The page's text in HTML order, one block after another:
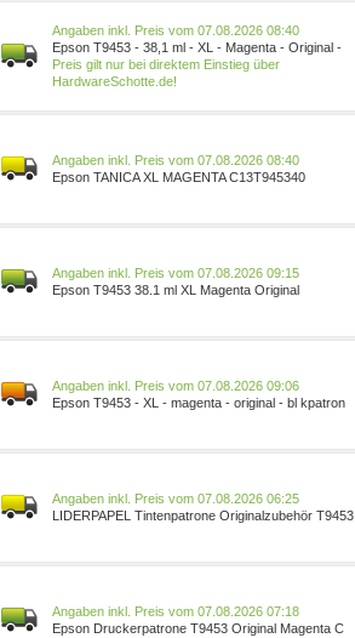
Preis vom 07.08.2026 08:40
Epson T9453 - 38,1 ml - XL - Magenta - Original -
Tintenpatrone - für WorkForce Pro WF-C5210DW,
WF-C5290DW, WF-C5710DWF, WF-C5790DWF
Preis gilt nur bei direktem Einstieg über
HardwareSchotte.de!
Preis vom 07.08.2026 08:40
Epson TANICA XL MAGENTA C13T945340
Preis vom 07.08.2026 09:15
Epson T9453 38.1 ml XL Magenta Original
Preis vom 07.08.2026 09:06
Epson T9453 - XL - magenta - original - bl kpatron
Preis vom 07.08.2026 06:25
LIDERPAPEL Tintenpatrone Originalzubehör T9453
Preis vom 07.08.2026 07:18
Epson Druckerpatrone T9453 Original Magenta C